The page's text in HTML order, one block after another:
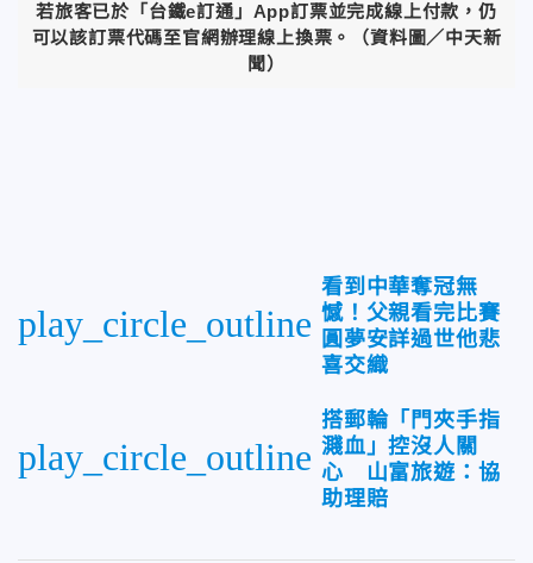
若旅客已於「台鐵e訂通」App訂票並完成線上付款，仍
可以該訂票代碼至官網辦理線上換票。（資料圖／中天新
聞）
play_circle_outline
看到中華奪冠無
憾！父親看完比賽
圓夢安詳過世他悲
喜交織
play_circle_outline
搭郵輪「門夾手指
濺血」控沒人關
心 山富旅遊：協
助理賠